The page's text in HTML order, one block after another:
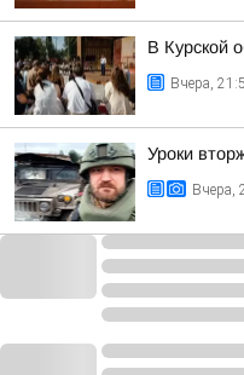
В Курской
Вчера,
Уроки
Вчера,